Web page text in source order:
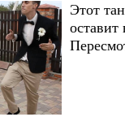
Этот
оставит